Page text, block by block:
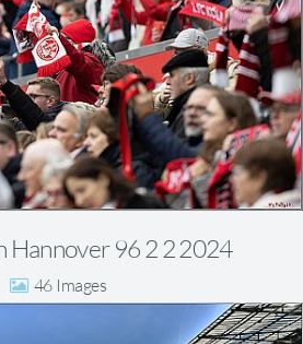
Hannover 96 2 2 2024
46